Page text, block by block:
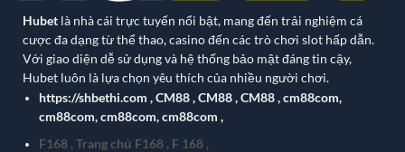
Hubet là nhà cái trực tuyến nổi bật, mang đến trải nghiệm cá
cược đa dạng từ thể thao, casino đến các trò chơi slot hấp dẫn.
Với giao diện dễ sử dụng và hệ thống bảo mật đáng tin cậy,
Hubet luôn là lựa chọn yêu thích của nhiều người chơi.
https://shbethi.com ,CM88,CM88,CM88,cm88com,
cm88com,cm88com,cm88com ,
F168, Trang chủ F168, F 168,